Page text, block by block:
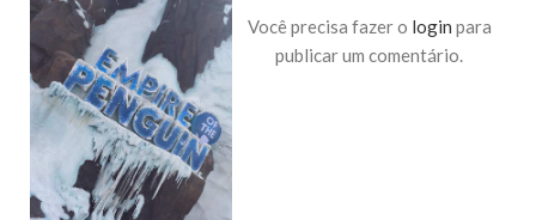
Você precisa fazer o login para
publicar um comentário.